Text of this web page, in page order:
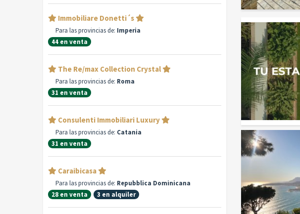
Immobiliare Donetti´s
Para las provincias de: Imperia
44 en venta
The Re/max Collection Crystal
Para las provincias de: Roma
31 en venta
Consulenti Immobiliari Luxury
Para las provincias de: Catania
31 en venta
Caraibicasa
Para las provincias de: Repubblica Dominicana
28 en venta
3 en alquiler